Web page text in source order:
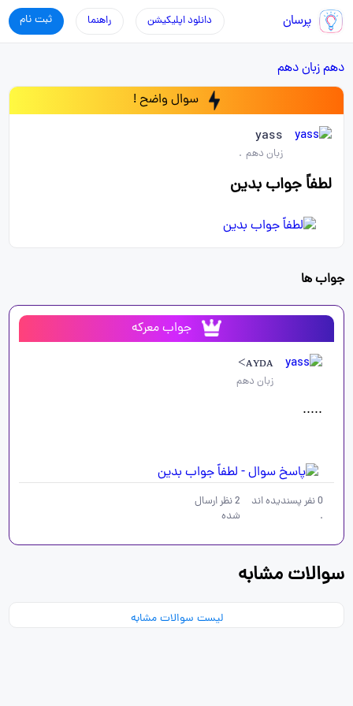
پرسان ثبت نام راهنما دانلود اپلیکیشن
دهمزبان دهم
سوال واضح !
yass
زبان دهم .
لطفاً جواب بدین
جواب ها
جواب معرکه
ᴀʏᴅᴀ>
زبان دهم
.....
0نفر پسندیده اند
.
2نظر ارسال
شده
سوالات مشابه
لیست سوالات مشابه